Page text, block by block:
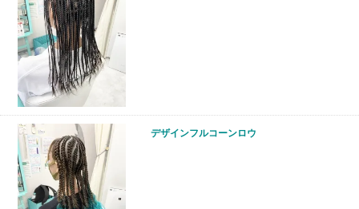
デザインフルコーンロウ